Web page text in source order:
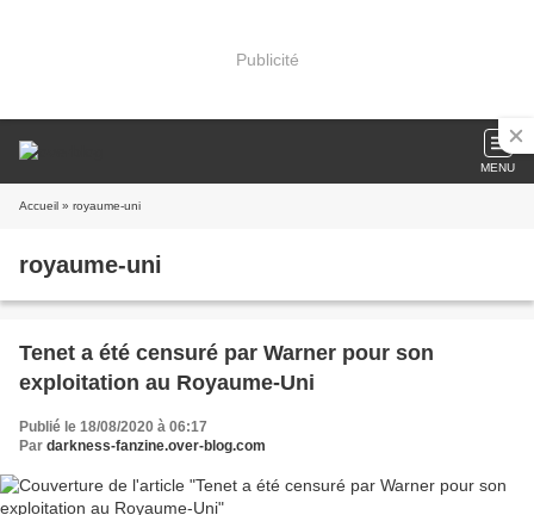
Publicité
MENU
Accueil » royaume-uni
royaume-uni
Tenet a été censuré par Warner pour son
exploitation au Royaume-Uni
Publié le 18/08/2020 à 06:17
Par darkness-fanzine.over-blog.com